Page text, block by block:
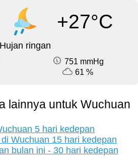
+27°C
Hujan ringan
751 mmHg
61 %
lainnya untuk Wuchuan
5 hari kedepan
Wuchuan 15 hari kedepan
bulan ini - 30 hari kedepan